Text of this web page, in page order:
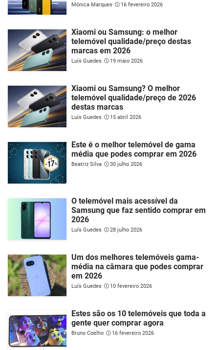
Mónica Marques 16 fevereiro 2026
Xiaomi ou Samsung: o melhor
telemóvel qualidade/preço destas
marcas em 2026
Luís Guedes 19 maio 2026
Xiaomi ou Samsung? O melhor
telemóvel qualidade/preço de 2026
destas marcas
Luís Guedes 15 abril 2026
Este é o melhor telemóvel de gama
média que podes comprar em 2026
Beatriz Silva 30 julho 2026
O telemóvel mais acessível da
Samsung que faz sentido comprar em
2026
Luís Guedes 28 julho 2026
Um dos melhores telemóveis gama-
média na câmara que podes comprar
em 2026
Luís Guedes 10 fevereiro 2026
Estes são os 10 telemóveis que toda a
gente quer comprar agora
Bruno Coelho 16 fevereiro 2026